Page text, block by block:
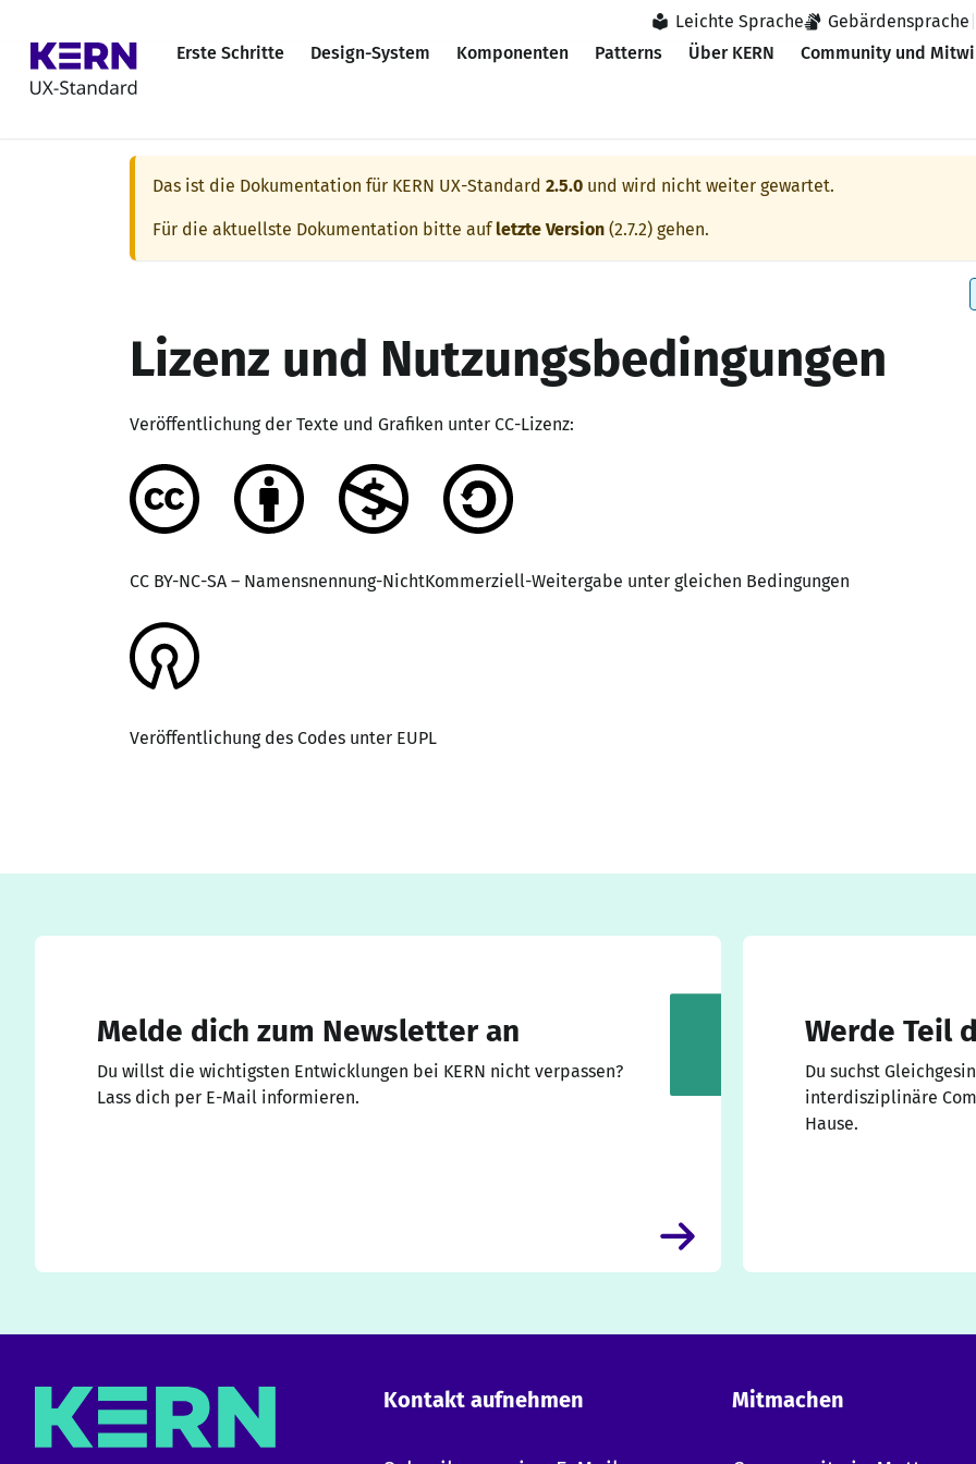
Leichte Sprache Gebärdensprache
Erste Schritte
Design-System Komponenten Patterns Über KERN Community und
Das ist die Dokumentation für KERN UX-Standard 2.5.0 und wird nicht weiter gewartet.
Für die aktuellste Dokumentation bitte aufletzte Version (2.7.2) gehen.
Lizenz und Nutzungsbedingungen
Veröffentlichung der Texte und Grafiken unter CC-Lizenz:
CC BY-NC-SA – Namensnennung-NichtKommerziell-Weitergabe unter gleichen Bedingungen
Veröffentlichung des Codes unter EUPL
Melde dich zum Newsletter an
Du willst die wichtigsten Entwicklungen bei KERN nicht verpassen?
Lass dich per E-Mail informieren.
Werde Teil
Du suchst
interdisziplinäre
Hause.
Kontakt aufnehmen Mitmachen